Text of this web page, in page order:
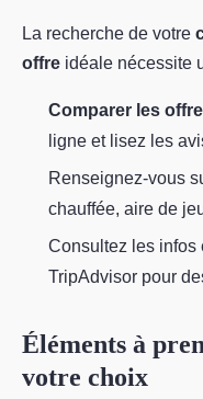
La recherche de votre
offre idéale nécessite
Comparer les
ligne et lisez les
Renseignez-vous
chauffée, aire de
Consultez les infos
TripAdvisor pour
Éléments à
votre choix